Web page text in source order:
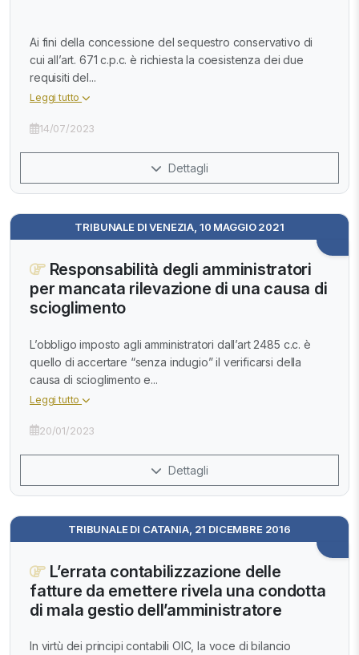
Ai fini della concessione del sequestro conservativo di
cui all’art. 671 c.p.c. è richiesta la coesistenza dei due
requisiti del...
Leggi tutto
14/07/2023
Dettagli
TRIBUNALE DI VENEZIA, 10 MAGGIO 2021
Responsabilità degli amministratori
per mancata rilevazione di una causa di
scioglimento
L’obbligo imposto agli amministratori dall’art 2485 c.c. è
quello di accertare “senza indugio” il verificarsi della
causa di scioglimento e...
Leggi tutto
20/01/2023
Dettagli
TRIBUNALE DI CATANIA, 21 DICEMBRE 2016
L’errata contabilizzazione delle
fatture da emettere rivela una condotta
di mala gestio dell’amministratore
In virtù dei principi contabili OIC, la voce di bilancio